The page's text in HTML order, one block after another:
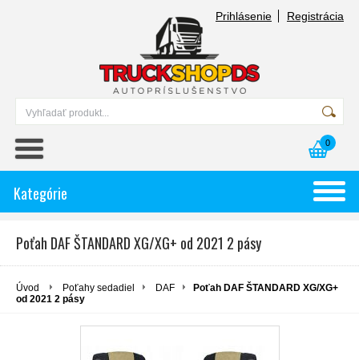
Prihlásenie Registrácia
0
Kategórie
Poťah DAF ŠTANDARD XG/XG+ od 2021 2 pásy
Úvod Poťahy sedadiel DAF
Poťah DAF ŠTANDARD XG/XG+
od 2021 2 pásy